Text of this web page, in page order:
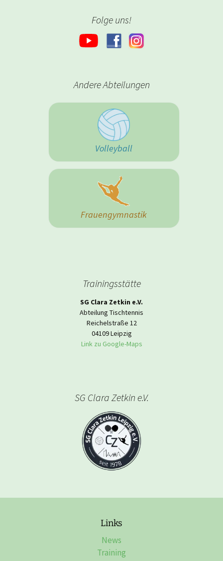
Folge uns!
Andere Abteilungen
Volleyball
Frauengymnastik
Trainingsstätte
SG Clara Zetkin e.V.
Abteilung Tischtennis
Reichelstraße 12
04109 Leipzig
Link zu Google-Maps
SG Clara Zetkin e.V.
Links
News
Training